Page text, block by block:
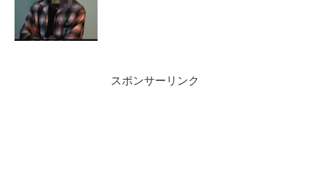
スポンサーリンク